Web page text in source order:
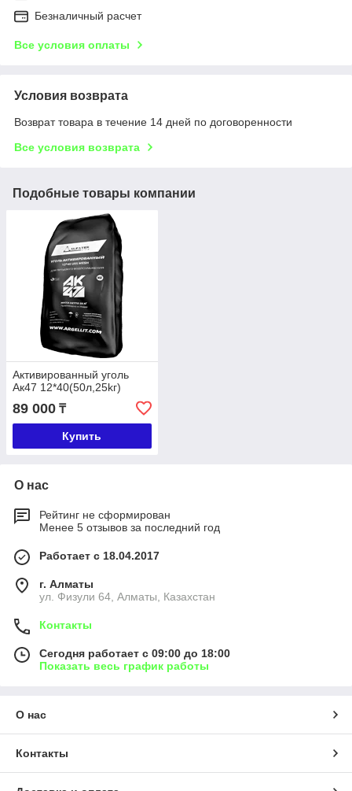
Безналичный расчет
Все условия оплаты
Условия возврата
Возврат товара в течение 14 дней по договоренности
Все условия возврата
Подобные товары компании
Активированный уголь
Ак47 12*40(50л,25kг)
89 000 ₸
Купить
О нас
Рейтинг не сформирован
Менее 5 отзывов за последний год
Работает с 18.04.2017
г. Алматы
ул. Физули 64, Алматы, Казахстан
Контакты
Сегодня работает с 09:00 до 18:00
Показать весь график работы
О нас
Контакты